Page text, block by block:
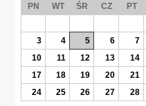
PN WT ŚR CZ PT
3
4 5 6 7
10
11 12 13 14
17
18 19 20 21
24
25 26 27 28